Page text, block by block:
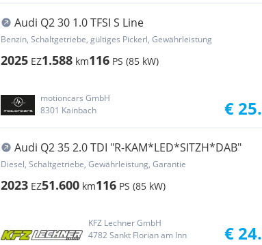
Audi Q2 30 1.0 TFSI S Line
Benzin, Schaltgetriebe, gültiges Pickerl, Gewährleistung
2025 EZ1.588 km116 PS (85 kW)
motioncars GmbH
8301 Kainbach
€
Audi Q2 35 2.0 TDI "R-KAM*LED*SITZH*DAB"
Diesel, Schaltgetriebe, Gewährleistung, Garantie
2023 EZ51.600 km116 PS (85 kW)
KFZ Lechner GmbH
4782 Sankt Florian am Inn
€